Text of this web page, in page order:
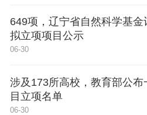
649项，辽宁省自然科学基金
拟立项项目公示
06-30
涉及173所高校，教育部公布
目立项名单
06-30